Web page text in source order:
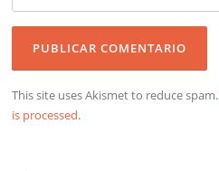
This site uses Akismet to reduce spam.
is processed.